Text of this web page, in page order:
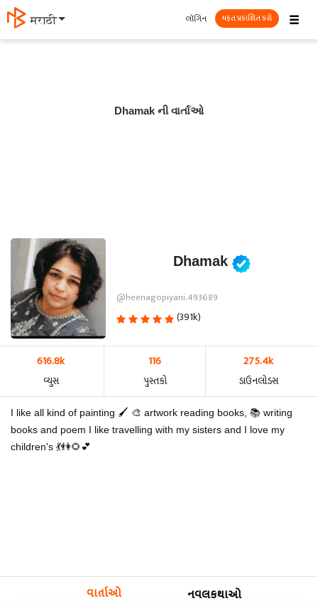
मराठी ☰
લૉગિન મફત પ્રકાશિત કરો
Dhamak ની વાર્તાઓ
Dhamak
@heenagopiyani.493689
(391k)
616.8k
વ્યુસ
116
પુસ્તકો
275.4k
ડાઉનલોડસ
I like all kind of painting 🖌️ 🎨 artwork reading books, 📚 writing
books and poem I like travelling with my sisters and I love my
children's 💃👫🌻💕
વાર્તાઓ નવલકથાઓ